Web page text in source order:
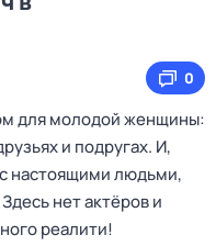
0
для молодой женщины:
и подругах. И,
настоящими людьми,
нет актёров и
реалити!